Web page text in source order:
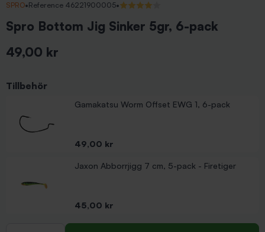
SPRO•Reference 46221900005•4/5 (1 recensioner)
Spro Bottom Jig Sinker 5gr, 6-pack
49,00 kr
Tillbehör
Gamakatsu Worm Offset EWG 1, 6-pack
Pris
49,00 kr
Jaxon Abborrjigg 7 cm, 5-pack - Firetiger
Pris
45,00 kr